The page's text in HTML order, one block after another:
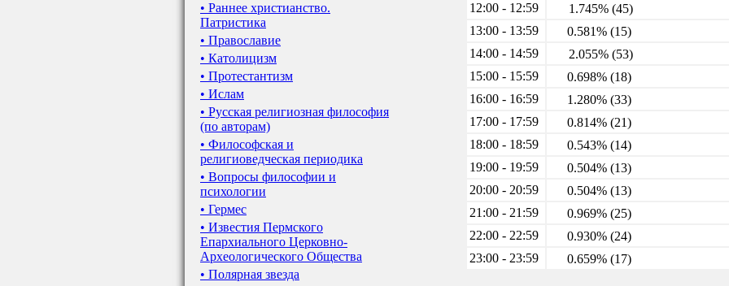
• Раннее христианство.
Патристика
• Православие
• Католицизм
• Протестантизм
• Ислам
• Русская религиозная философия
(по авторам)
• Философская и
религиоведческая периодика
• Вопросы философии и
психологии
• Гермес
• Известия Пермского
Епархиального Церковно-
Археологического Общества
• Полярная звезда
12:00 - 12:59
1.745% (45)
13:00 - 13:59
0.581% (15)
14:00 - 14:59
2.055% (53)
15:00 - 15:59
0.698% (18)
16:00 - 16:59
1.280% (33)
17:00 - 17:59
0.814% (21)
18:00 - 18:59
0.543% (14)
19:00 - 19:59
0.504% (13)
20:00 - 20:59
0.504% (13)
21:00 - 21:59
0.969% (25)
22:00 - 22:59
0.930% (24)
23:00 - 23:59
0.659% (17)